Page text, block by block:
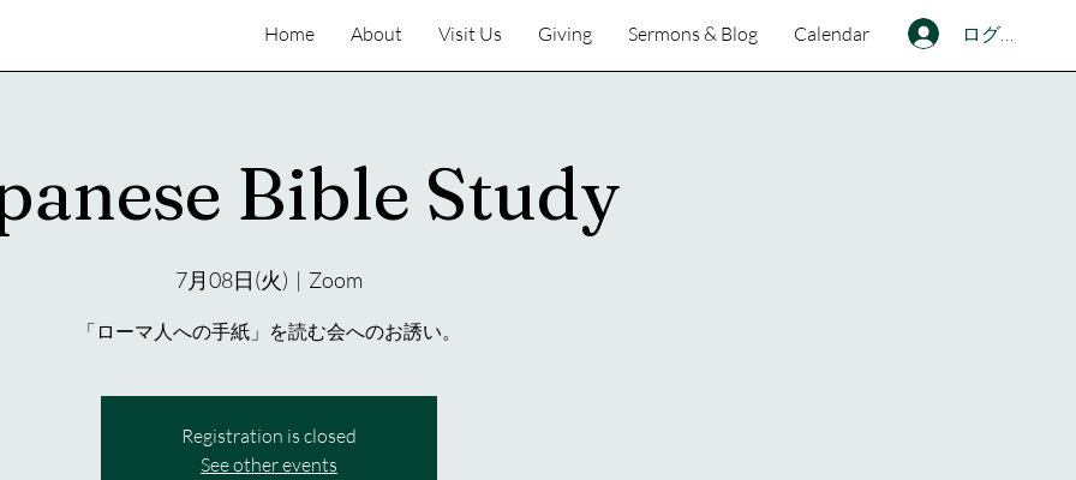
Home About Visit Us Giving Sermons & Blog Calendar ログイン
Bible Study
7月08日(火)
  |
Zoom
「ローマ人への手紙」を読む会へのお誘い。
Registration is closed
See other events